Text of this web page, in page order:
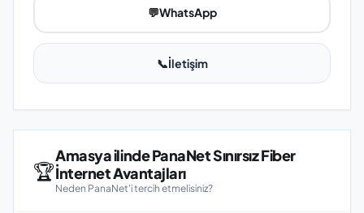
💬WhatsApp
📞İletişim
🏆
Amasya ilinde PanaNet Sınırsız Fiber
İnternet Avantajları
Neden PanaNet'i tercih etmelisiniz?